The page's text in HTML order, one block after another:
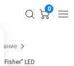
0
LED